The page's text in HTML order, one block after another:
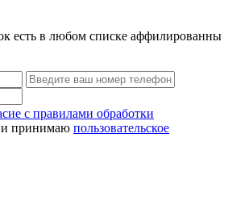
есть в любом списке аффилированны
с правилами обработки
принимаю пользовательское